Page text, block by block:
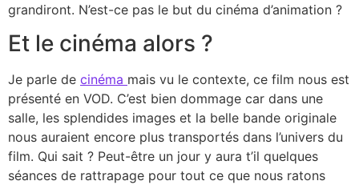
grandiront. N’est-ce pas le but du cinéma d’animation ?
Et le cinéma alors ?
Je parle de cinéma mais vu le contexte, ce film nous est
présenté en VOD. C’est bien dommage car dans une
salle, les splendides images et la belle bande originale
nous auraient encore plus transportés dans l’univers du
film. Qui sait ? Peut-être un jour y aura t’il quelques
séances de rattrapage pour tout ce que nous ratons